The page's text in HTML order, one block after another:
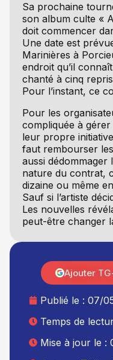
Sa prochaine
son album culte «
doit commencer
Une date est
Marinières à
endroit qu’il
chanté à cinq
Pour l’instant, ce
Pour les
compliquée à
leur propre
faut rembourser
aussi
nature du contrat,
dizaine ou même
Sauf si l’artiste
Les nouvelles
peut-être changer
Publié le : 07/
Temps de
Mise à jour le :
Ajouter